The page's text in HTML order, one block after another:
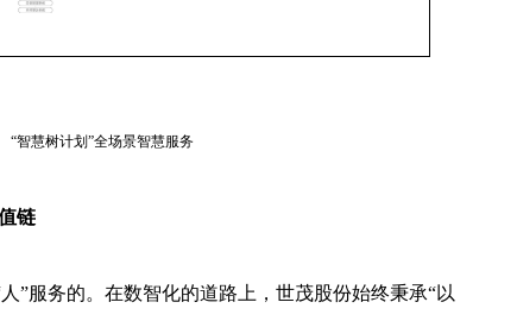
“智慧树计划”全场景智慧服务
链
服务的。在数智化的道路上，世茂股份始终秉承“以